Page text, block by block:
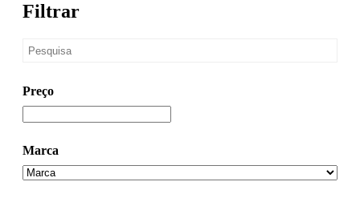
Filtrar
Preço
Marca